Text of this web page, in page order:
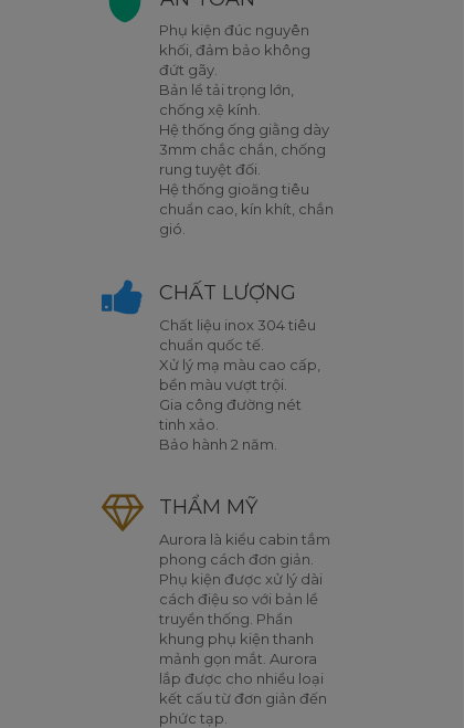
Phụ kiện đúc nguyên
khối, đảm bảo không
đứt gãy.
Bản lề tải trọng lớn,
chống xệ kính.
Hệ thống ống giằng dày
3mm chắc chắn, chống
rung tuyệt đối.
Hệ thống gioăng tiêu
chuẩn cao, kín khít, chắn
gió.
CHẤT LƯỢNG
Chất liệu inox 304 tiêu
chuẩn quốc tế.
Xử lý mạ màu cao cấp,
bền màu vượt trội.
Gia công đường nét
tinh xảo.
Bảo hành 2 năm.
THẨM MỸ
Aurora là kiểu cabin tắm
phong cách đơn giản.
Phụ kiện được xử lý dài
cách điệu so với bản lề
truyền thống. Phần
khung phụ kiện thanh
mảnh gọn mắt. Aurora
lắp được cho nhiều loại
kết cấu từ đơn giản đến
phức tạp.